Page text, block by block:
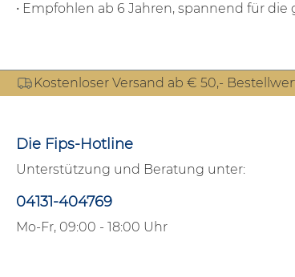
• Empfohlen ab 6 Jahren, spannend für die
Kostenloser Versand ab € 50,-
Die Fips-Hotline
Unterstützung und Beratung unter:
04131-404769
Mo-Fr, 09:00 - 18:00 Uhr